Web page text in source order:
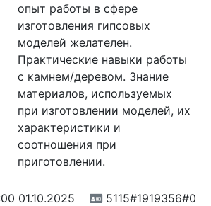
опыт работы в сфере
изготовления гипсовых
моделей желателен.
Практические навыки работы
с камнем/деревом. Знание
материалов, используемых
при изготовлении моделей, их
характеристики и
соотношения при
приготовлении.
01.10.2025
5115#1919356#0